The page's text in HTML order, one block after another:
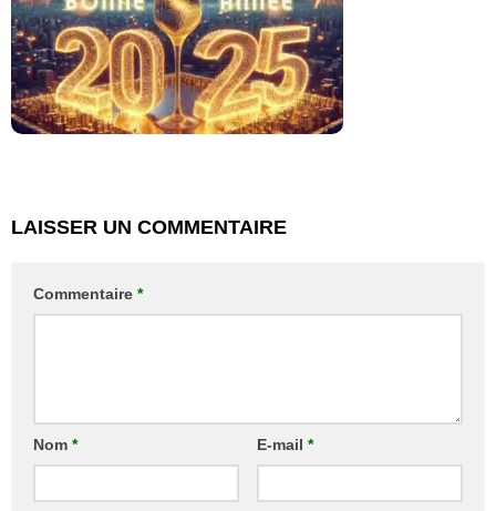
LAISSER UN COMMENTAIRE
Commentaire *
Nom * E-mail *